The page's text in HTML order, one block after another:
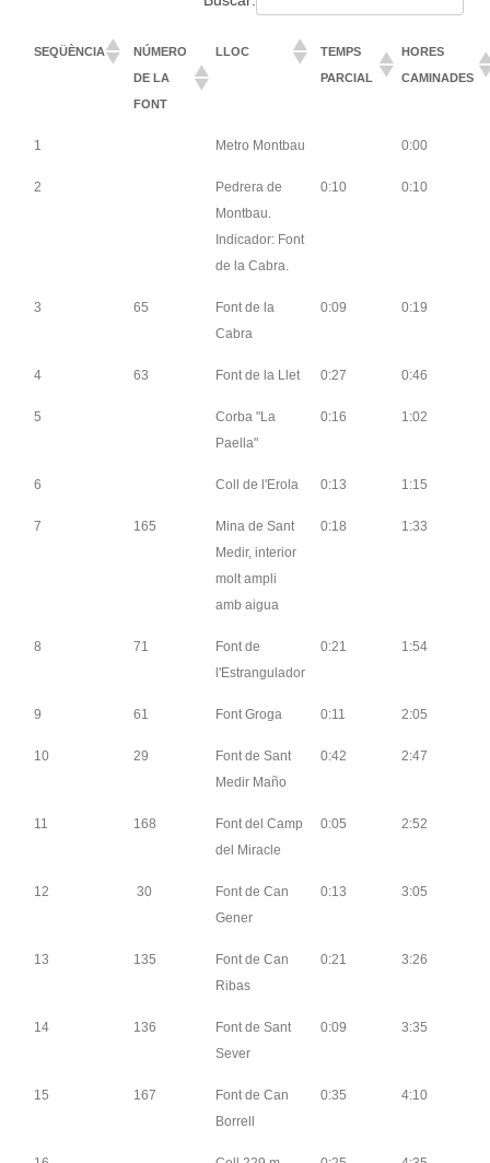
SEQÜÈNCIA
NÚMERO
DE LA
FONT
LLOC
TEMPS
PARCIAL
HORES
CAMINADES
1 Metro Montbau 0:00
2
Pedrera de
Montbau.
Indicador: Font
de la Cabra.
0:10 0:10
3 65
Font de la
Cabra
0:09 0:19
4 63 Font de la Llet 0:27 0:46
5
Corba "La
Paella"
0:16 1:02
6 Coll de l'Erola 0:13 1:15
7 165
Mina de Sant
Medir, interior
molt ampli
amb aigua
0:18 1:33
8 71
Font de
l'Estrangulador
0:21 1:54
9 61 Font Groga 0:11 2:05
10 29
Font de Sant
Medir Maño
0:42 2:47
11 168
Font del Camp
del Miracle
0:05 2:52
12 30
Font de Can
Gener
0:13 3:05
13 135
Font de Can
Ribas
0:21 3:26
14 136
Font de Sant
Sever
0:09 3:35
15 167
Font de Can
Borrell
0:35 4:10